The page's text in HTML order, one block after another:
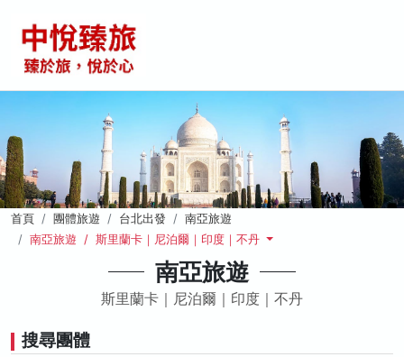
首頁 團體旅遊 台北出發
南亞旅遊
南亞旅遊 / 斯里蘭卡｜尼泊爾｜印度｜不丹
南亞旅遊
斯里蘭卡｜尼泊爾｜印度｜不丹
搜尋團體